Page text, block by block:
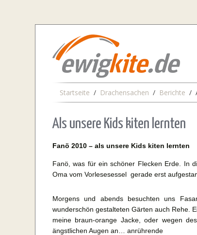
Startseite Drachensachen Berichte
Als unsere Kids kiten lernten
Fanö 2010 – als unsere Kids kiten lernten
Fanö, was für ein schöner Flecken Erde. In
Oma vom Vorlesesessel gerade erst
Morgens und abends besuchten uns
wunderschön gestalteten Gärten auch Rehe.
meine braun-orange Jacke, oder wegen
ängstlichen Augen an… anrührende